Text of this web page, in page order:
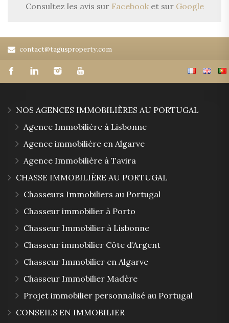
Consultez les avis sur Facebooket sur Google
contact@tagusproperty.com
NOS AGENCES IMMOBILIÈRES AU PORTUGAL
Agence Immobilière à Lisbonne
Agence immobilière en Algarve
Agence Immobilière à Tavira
CHASSE IMMOBILIÈRE AU PORTUGAL
Chasseurs Immobiliers au Portugal
Chasseur immobilier à Porto
Chasseur Immobilier à Lisbonne
Chasseur immobilier Côte d’Argent
Chasseur Immobilier en Algarve
Chasseur Immobilier Madère
Projet immobilier personnalisé au Portugal
CONSEILS EN IMMOBILIER